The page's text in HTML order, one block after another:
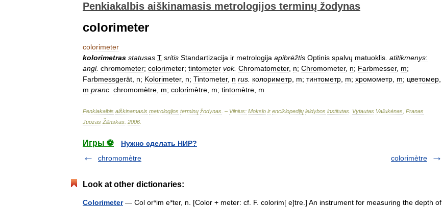
Penkiakalbis aiškinamasis metrologijos terminų žodynas
colorimeter
colorimeter
kolorimetras statusas T sritis Standartizacija ir metrologija apibrėžtis Optinis spalvų matuoklis atitikmenys:
angl. chromometer; colorimeter; tintometer vok. Chromatometer, n; Chromometer, n; Farbmesser, m;
Farbmessgerät n; Kolorimeter, n; Tintometer, n rus колориметр m; тинтометр m; хромометр m; цветомер
m pranc chromomètre m; colorimètre m; tintomètre m
Penkiakalbis aiškinamasis metrologijos terminų žodynas . – Vilnius: Mokslo ir enciklopedijų leidybos institutas Vytautas Valiukėnas Pranas
Juozas Žilinskas 2006
Игры ⚽
Нужно сделать НИР?
chromomètre
colorimètre
Look at other dictionaries:
Colorimeter— Col or*im e*ter, n. [Color + meter: cf. F. colorim[ e]tre.] An instrument for measuring the depth of